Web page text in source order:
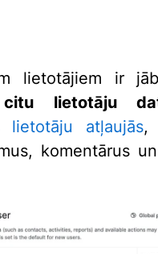
lietotājiem ir
citu lietotāju
lietotāju atļaujās,
komentārus